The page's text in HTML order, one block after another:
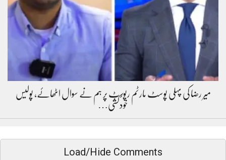
میر رضا کی پہلی پوسٹ مارٹم رپورٹ پر ہم نے سوال اٹھائے، پولیس
خودکشی…
Load/Hide Comments